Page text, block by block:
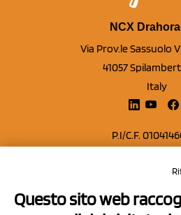
NCX
Via Prov.le Sassuolo
41057
Italy
P.I/C.F.
Capitale sociale Euro
Questo sito web